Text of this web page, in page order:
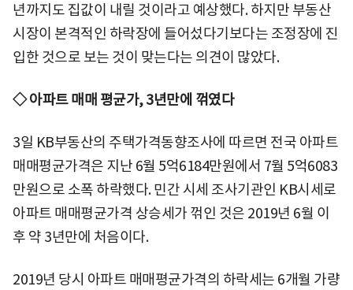
년까지도 집값이 내릴 것이라고 예상했다. 하지만 부동산
시장이 본격적인 하락장에 들어섰다기보다는 조정장에 진
입한 것으로 보는 것이 맞는다는 의견이 많았다.
◇ 아파트 매매 평균가, 3년만에 꺾였다
3일 KB부동산의 주택가격동향조사에 따르면 전국 아파트
매매평균가격은 지난 6월 5억6184만원에서 7월 5억6083
만원으로 소폭 하락했다. 민간 시세 조사기관인 KB시세로
아파트 매매평균가격 상승세가 꺾인 것은 2019년 6월 이
후 약 3년만에 처음이다.
2019년 당시 아파트 매매평균가격의 하락세는 6개월 가량